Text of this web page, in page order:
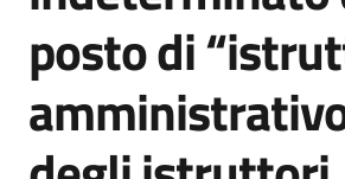
Servizi
on-
line
posto di